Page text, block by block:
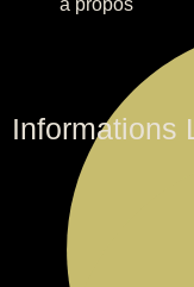
à propos
Informations